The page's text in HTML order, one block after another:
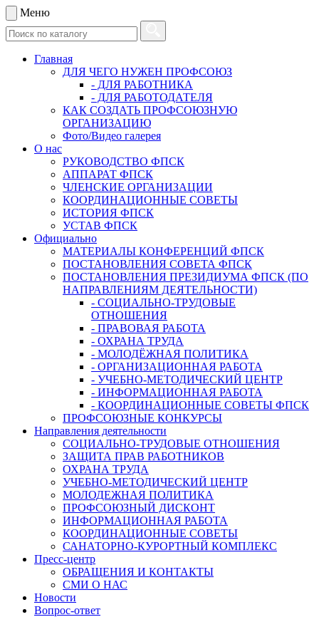
Меню
Главная
ДЛЯ ЧЕГО НУЖЕН ПРОФСОЮЗ
- ДЛЯ РАБОТНИКА
- ДЛЯ РАБОТОДАТЕЛЯ
КАК СОЗДАТЬ ПРОФСОЮЗНУЮ
ОРГАНИЗАЦИЮ
Фото/Видео галерея
О нас
РУКОВОДСТВО ФПСК
АППАРАТ ФПСК
ЧЛЕНСКИЕ ОРГАНИЗАЦИИ
КООРДИНАЦИОННЫЕ СОВЕТЫ
ИСТОРИЯ ФПСК
УСТАВ ФПСК
Официально
МАТЕРИАЛЫ КОНФЕРЕНЦИЙ ФПСК
ПОСТАНОВЛЕНИЯ СОВЕТА ФПСК
ПОСТАНОВЛЕНИЯ ПРЕЗИДИУМА ФПСК (ПО
НАПРАВЛЕНИЯМ ДЕЯТЕЛЬНОСТИ)
- СОЦИАЛЬНО-ТРУДОВЫЕ
ОТНОШЕНИЯ
- ПРАВОВАЯ РАБОТА
- ОХРАНА ТРУДА
- МОЛОДЁЖНАЯ ПОЛИТИКА
- ОРГАНИЗАЦИОННАЯ РАБОТА
- УЧЕБНО-МЕТОДИЧЕСКИЙ ЦЕНТР
- ИНФОРМАЦИОННАЯ РАБОТА
- КООРДИНАЦИОННЫЕ СОВЕТЫ ФПСК
ПРОФСОЮЗНЫЕ КОНКУРСЫ
Направления деятельности
СОЦИАЛЬНО-ТРУДОВЫЕ ОТНОШЕНИЯ
ЗАЩИТА ПРАВ РАБОТНИКОВ
ОХРАНА ТРУДА
УЧЕБНО-МЕТОДИЧЕСКИЙ ЦЕНТР
МОЛОДЕЖНАЯ ПОЛИТИКА
ПРОФСОЮЗНЫЙ ДИСКОНТ
ИНФОРМАЦИОННАЯ РАБОТА
КООРДИНАЦИОННЫЕ СОВЕТЫ
САНАТОРНО-КУРОРТНЫЙ КОМПЛЕКС
Пресс-центр
ОБРАЩЕНИЯ И КОНТАКТЫ
СМИ О НАС
Новости
Вопрос-ответ